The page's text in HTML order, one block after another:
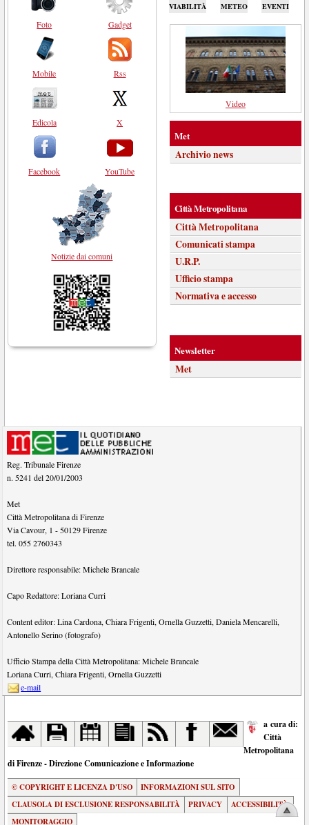
VIABILITÀ METEO EVENTI
Foto
Mobile
Edicola
Facebook
Gadget
Rss
X
YouTube
Notizie dai comuni
Video
Met
Archivio news
Città Metropolitana
Città Metropolitana
Comunicati stampa
U.R.P.
Ufficio stampa
Normativa e accesso
Newsletter
Met
Reg. Tribunale Firenze
n. 5241 del 20/01/2003
Met
Città Metropolitana di Firenze
Via Cavour, 1 - 50129 Firenze
tel.055 2760343
Direttore responsabile:Michele Brancale
Capo Redattore:Loriana Curri
Content editor:Lina Cardona,Chiara Frigenti,Ornella Guzzetti,Daniela Mencarelli,
Antonello Serino (fotografo)
Ufficio Stampa della Città Metropolitana:Michele Brancale
Loriana Curri,Chiara Frigenti,Ornella Guzzetti
e-mail
a cura di:
Città
Metropolitana
di Firenze - Direzione Comunicazione e Informazione
© COPYRIGHT E LICENZA D'USO
INFORMAZIONI SUL SITO
CLAUSOLA DI ESCLUSIONE RESPONSABILITÀ
PRIVACY
ACCESSIBILITÀ
MONITORAGGIO